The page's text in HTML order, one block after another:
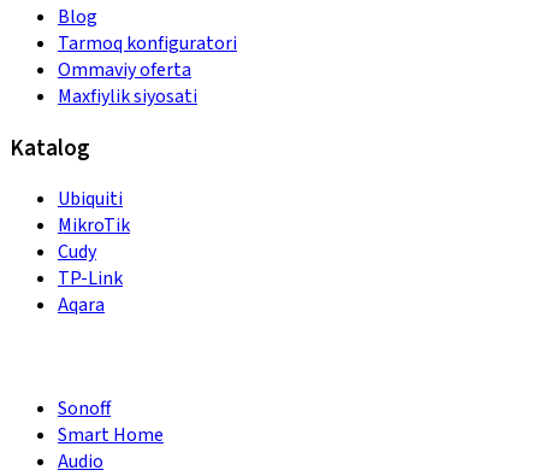
Blog
Tarmoq konfiguratori
Ommaviy oferta
Maxfiylik siyosati
Katalog
Ubiquiti
MikroTik
Cudy
TP-Link
Aqara
Sonoff
Smart Home
Audio